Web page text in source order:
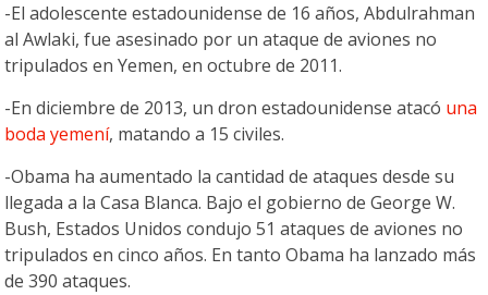
-El adolescente estadounidense de 16 años, Abdulrahman
al Awlaki, fue asesinado por un ataque de aviones no
tripulados en Yemen, en octubre de 2011.
-En diciembre de 2013, un dron estadounidense atacó una
boda yemení, matando a 15 civiles.
-Obama ha aumentado la cantidad de ataques desde su
llegada a la Casa Blanca. Bajo el gobierno de George W.
Bush, Estados Unidos condujo 51 ataques de aviones no
tripulados en cinco años. En tanto Obama ha lanzado más
de 390 ataques.